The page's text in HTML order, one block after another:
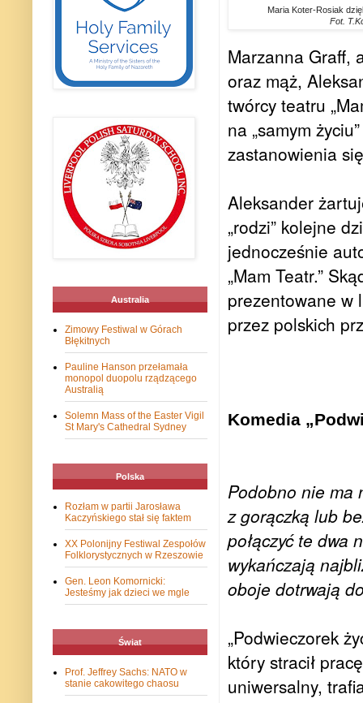
Maria Koter-Rosiak
Fot.
Marzanna Graff,
oraz mąż,
twórcy teatru
na „samym
zastanowienia
Aleksander
„rodzi” kolejne
jednocześnie
„Mam Teatr.”
prezentowane w
przez polskich
Komedia
Podobno nie ma
z gorączką lub
połączyć te dwa
wykańczają
oboje dotrwają
„Podwieczorek
który stracił
uniwersalny,
Australia
Zimowy Festiwal w Górach
Błękitnych
Pauline Hanson przełamała
monopol duopolu rządzącego
Australią
Solemn Mass of the Easter Vigil
St Mary's Cathedral Sydney
Polska
Rozłam w partii Jarosława
Kaczyńskiego stał się faktem
XX Polonijny Festiwal Zespołów
Folklorystycznych w Rzeszowie
Gen. Leon Komornicki:
Jesteśmy jak dzieci we mgle
Świat
Prof. Jeffrey Sachs: NATO w
stanie cakowitego chaosu